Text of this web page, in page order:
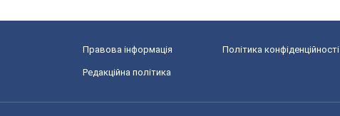
Правова інформація Політика конфіденційності
Редакційна політика